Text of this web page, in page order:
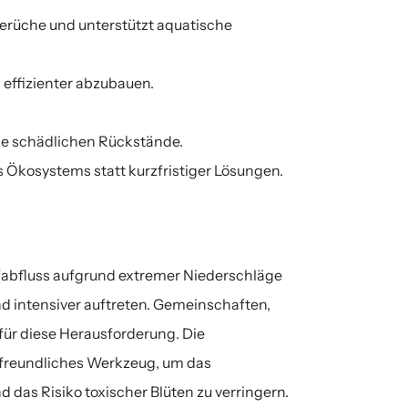
und unterstützt aquatische
abzubauen.
schädlichen Rückstände.
statt kurzfristiger Lösungen.
aufgrund extremer Niederschläge
intensiver auftreten. Gemeinschaften,
diese Herausforderung. Die
Werkzeug, um das
das Risiko toxischer Blüten zu verringern.